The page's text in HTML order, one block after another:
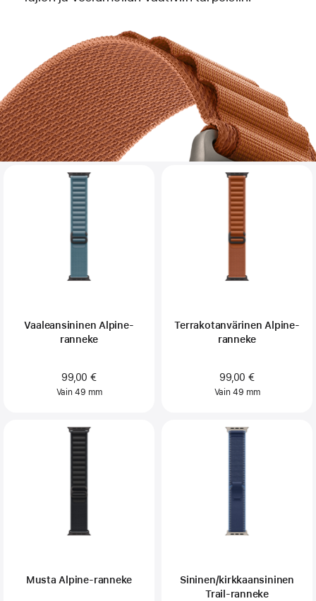
Vaaleansininen Alpine-
ranneke
99,00 €
Vain 49 mm
Terrakotanvärinen Alpine-
ranneke
99,00 €
Vain 49 mm
Musta Alpine-ranneke
Sininen/kirkkaansininen
Trail‑ranneke